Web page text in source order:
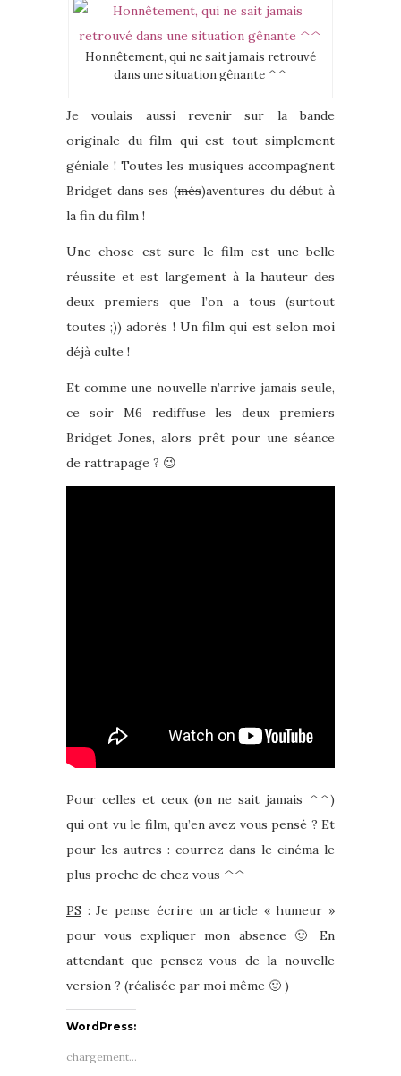
Honnêtement, qui ne sait jamais retrouvé
dans une situation gênante ^^
Je voulais aussi revenir sur la bande
originale du film qui est tout simplement
géniale ! Toutes les musiques accompagnent
Bridget dans ses (més)aventures du début à
la fin du film !
Une chose est sure le film est une belle
réussite et est largement à la hauteur des
deux premiers que l’on a tous (surtout
toutes ;)) adorés ! Un film qui est selon moi
déjà culte !
Et comme une nouvelle n’arrive jamais seule,
ce soir M6 rediffuse les deux premiers
Bridget Jones, alors prêt pour une séance
de rattrapage ? 😉
Pour celles et ceux (on ne sait jamais ^^)
qui ont vu le film, qu’en avez vous pensé ? Et
pour les autres : courrez dans le cinéma le
plus proche de chez vous ^^
PS : Je pense écrire un article « humeur »
pour vous expliquer mon absence 🙂 En
attendant que pensez-vous de la nouvelle
version ? (réalisée par moi même 🙂 )
WordPress:
chargement…